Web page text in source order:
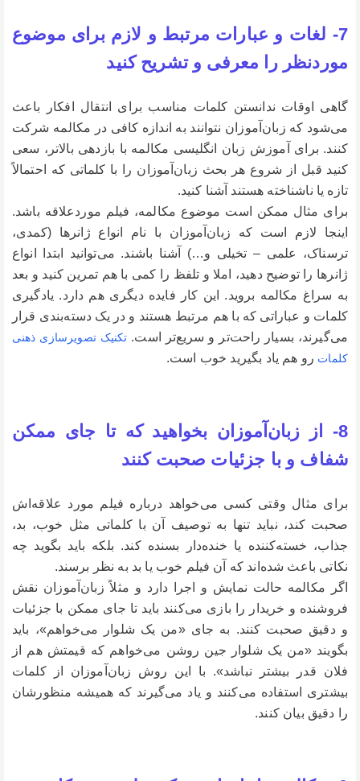
7- لغات و عبارات مرتبط و لازم برای موضوع
موردنظر را معرفی و تشریح کنید
گاهی اوقات ندانستن کلمات مناسب برای انتقال افکار باعث
می‌شود که زبان‌آموزان نتوانند به اندازه کافی در مکالمه شرکت
کنند. برای آموزش زبان انگلیسی مکالمه با بازدهی بالاتر، سعی
کنید قبل از شروع هر بحث زبان‌آموزان را با کلماتی که احتمالاً
تازه یا ناشناخته هستند آشنا کنید.
برای مثال ممکن است موضوع مکالمه، فیلم موردعلاقه باشد.
اینجا لازم است که زبان‌آموزان با نام انواع ژانرها (کمدی،
ترسناک، علمی – تخیلی و…) آشنا باشند. می‌توانید ابتدا انواع
ژانرها را توضیح دهید، املا و تلفظ را کمی با هم تمرین کنید و بعد
به سراغ مکالمه بروید. این کار فایده دیگری هم دارد. یادگیری
کلمات و عباراتی که با هم مرتبط هستند و در یک دسته‌بندی قرار
می‌گیرند، بسیار راحت‌تر و سریع‌تر است. تکنیک تصویرسازی ذهنی
کلمات رو هم یاد بگیرید خوب است.
8- از زبان‌آموزان بخواهید که تا جای ممکن
شفاف و با جزئیات صحبت کنند
برای مثال وقتی کسی می‌خواهد درباره فیلم مورد علاقه‌اش
صحبت کند، نباید تنها به توصیف آن با کلماتی مثل خوب، بد،
جذاب، خسته‌کننده یا خنده‌دار بسنده کند. بلکه باید بگوید چه
نکاتی باعث شده‌اند که آن فیلم خوب یا بد به نظر برسند.
اگر مکالمه حالت نمایش و اجرا دارد و مثلاً زبان‌آموزان نقش
فروشنده و خریدار را بازی می‌کنند باید تا جای ممکن با جزئیات
و دقیق صحبت کنند. به جای «من یک شلوار می‌خواهم»، باید
بگویند «من یک شلوار جین روشن می‌خواهم که قیمتش هم از
فلان قدر بیشتر نباشد». با این روش زبان‌آموزان از کلمات
بیشتری استفاده می‌کنند و یاد می‌گیرند که همیشه منظورشان
را دقیق بیان کنند.